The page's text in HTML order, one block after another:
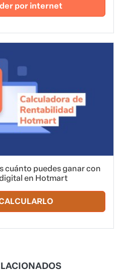
por internet
cuánto puedes ganar con
en Hotmart